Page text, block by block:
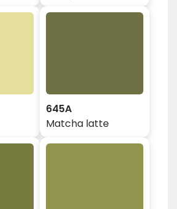
645A
Matcha latte